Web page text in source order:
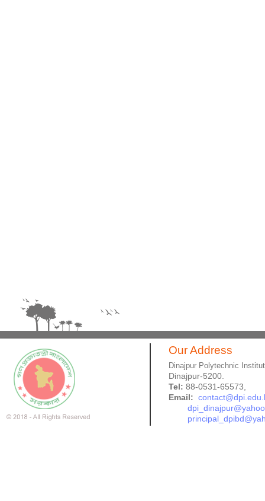
Our Address
Dinajpur Polytechnic
Dinajpur-5200.
Tel: 88-0531-65573,
Email: